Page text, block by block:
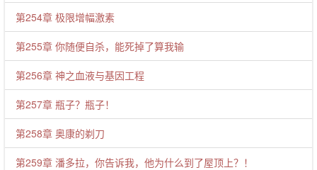
第254章 极限增幅激素
第255章 你随便自杀，能死掉了算我输
第256章 神之血液与基因工程
第257章 瓶子？瓶子！
第258章 奥康的剃刀
第259章 潘多拉，你告诉我，他为什么到了屋顶上？！